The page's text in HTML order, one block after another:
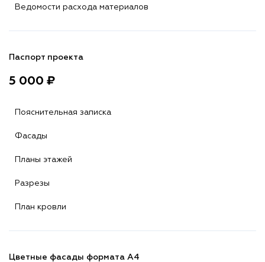
Ведомости расхода материалов
Паспорт проекта
5 000 ₽
Пояснительная записка
Фасады
Планы этажей
Разрезы
План кровли
Цветные фасады формата А4